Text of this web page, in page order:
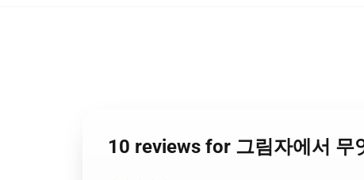
10 reviews for 그림자에서 무